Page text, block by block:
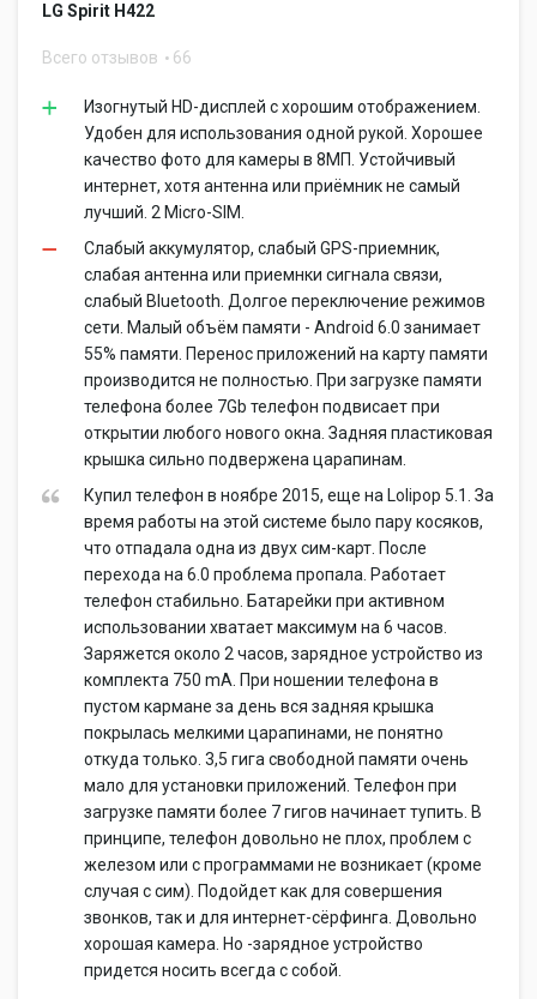
LG Spirit H422
Всего отзывов 66
Изогнутый HD-дисплей с хорошим отображением.
Удобен для использования одной рукой. Хорошее
качество фото для камеры в 8МП. Устойчивый
интернет, хотя антенна или приёмник не самый
лучший. 2 Micro-SIM.
Слабый аккумулятор, слабый GPS-приемник,
слабая антенна или приемнки сигнала связи,
слабый Bluetooth. Долгое переключение режимов
сети. Малый объём памяти - Android 6.0 занимает
55% памяти. Перенос приложений на карту памяти
производится не полностью. При загрузке памяти
телефона более 7Gb телефон подвисает при
открытии любого нового окна. Задняя пластиковая
крышка сильно подвержена царапинам.
Купил телефон в ноябре 2015, еще на Lolipop 5.1. За
время работы на этой системе было пару косяков,
что отпадала одна из двух сим-карт. После
перехода на 6.0 проблема пропала. Работает
телефон стабильно. Батарейки при активном
использовании хватает максимум на 6 часов.
Заряжется около 2 часов, зарядное устройство из
комплекта 750 mA. При ношении телефона в
пустом кармане за день вся задняя крышка
покрылась мелкими царапинами, не понятно
откуда только. 3,5 гига свободной памяти очень
мало для установки приложений. Телефон при
загрузке памяти более 7 гигов начинает тупить. В
принципе, телефон довольно не плох, проблем с
железом или с программами не возникает (кроме
случая с сим). Подойдет как для совершения
звонков, так и для интернет-сёрфинга. Довольно
хорошая камера. Но -зарядное устройство
придется носить всегда с собой.